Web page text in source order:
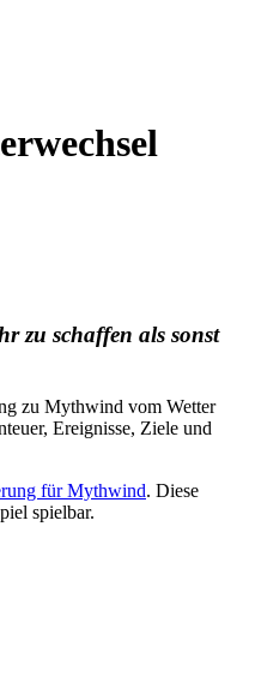
zu schaffen als sonst
zu Mythwind vom Wetter
Ereignisse, Ziele und
für Mythwind. Diese
spielbar.